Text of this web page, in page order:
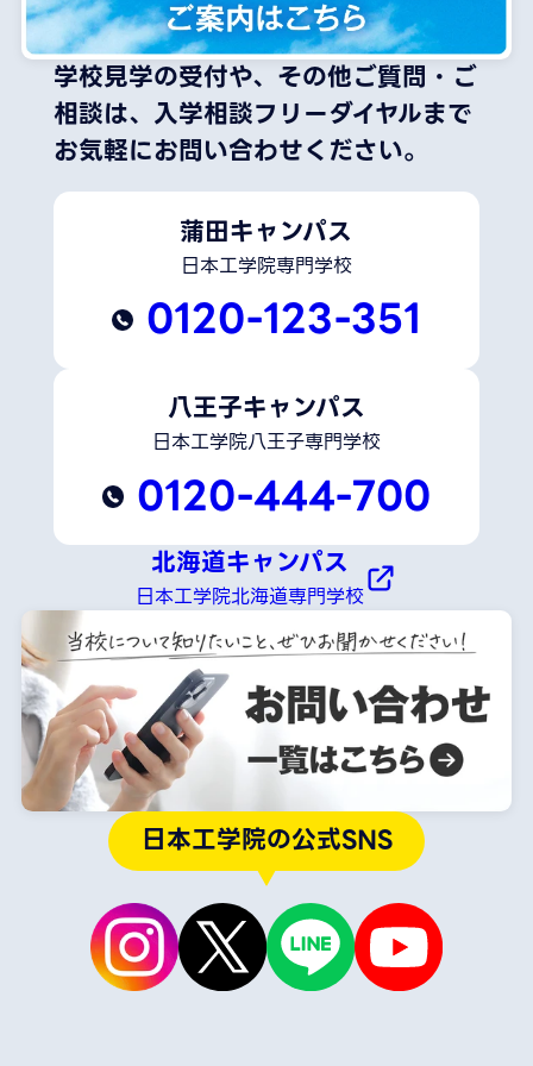
学校見学の受付や、その他ご質問・ご
相談は、 入学相談フリーダイヤルまで
お気軽にお問い合わせください。
蒲田キャンパス
日本工学院専門学校
0120-123-351
八王子キャンパス
日本工学院八王子専門学校
0120-444-700
北海道キャンパス
日本工学院北海道専門学校
日本工学院の公式SNS